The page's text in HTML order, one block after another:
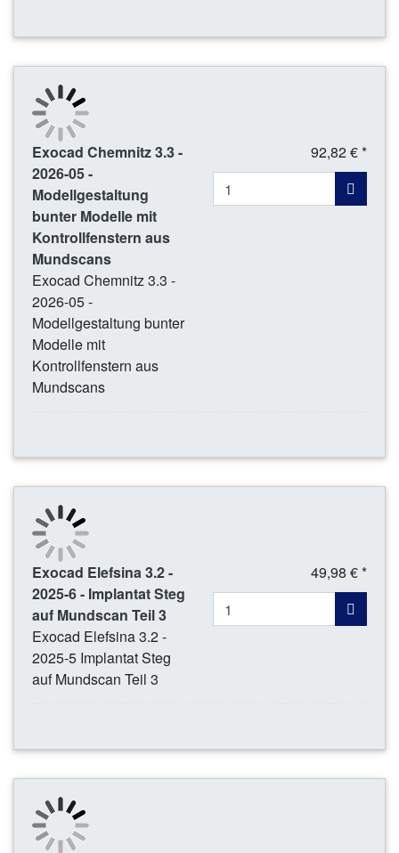
Exocad Chemnitz 3.3 -
2026-05 -
Modellgestaltung
bunter Modelle mit
Kontrollfenstern aus
Mundscans
Exocad Chemnitz 3.3 -
2026-05 -
Modellgestaltung bunter
Modelle mit
Kontrollfenstern aus
Mundscans
92,82 € *
Exocad Elefsina 3.2 -
2025-6 - Implantat Steg
auf Mundscan Teil 3
Exocad Elefsina 3.2 -
2025-5 Implantat Steg
auf Mundscan Teil 3
49,98 € *